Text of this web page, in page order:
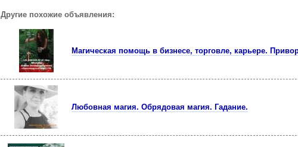
Другие похожие объявления:
Магическая помощь в бизнесе, торговле, карьере.
Любовная магия. Обрядовая магия. Гадание.